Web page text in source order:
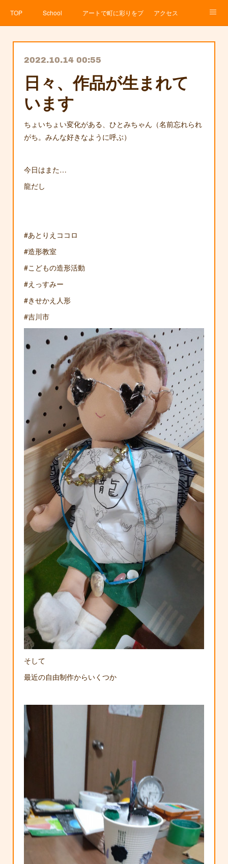
TOP School アートで町に彩りをプロジェクト
アクセス
2022.10.14 00:55
日々、作品が生まれて
います
ちょいちょい変化がある、ひとみちゃん（名前忘れられ
がち。みんな好きなように呼ぶ）
今日はまた…
龍だし
#あとりえココロ
#造形教室
#こどもの造形活動
#えっすみー
#きせかえ人形
#吉川市
そして
最近の自由制作からいくつか